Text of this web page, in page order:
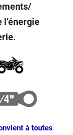
à toutes